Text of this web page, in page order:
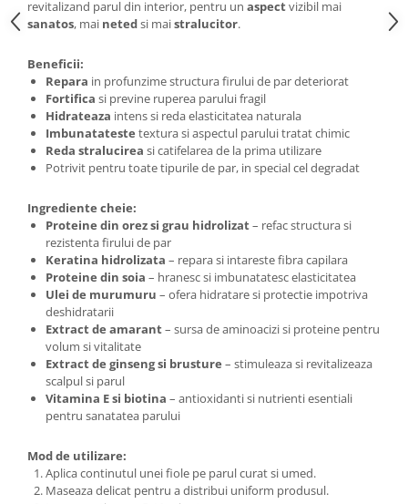
revitalizand parul din interior, pentru un aspectvizibil mai
sanatos, mai netedsi maistralucitor.
Beneficii:
Repara in profunzime structura firului de par deteriorat
Fortifica si previne ruperea parului fragil
Hidrateaza intens si reda elasticitatea naturala
Imbunatateste textura si aspectul parului tratat chimic
Reda stralucirea si catifelarea de la prima utilizare
Potrivit pentru toate tipurile de par, in special cel degradat
Ingrediente cheie:
Proteine din orez si grau hidrolizat– refac structura si
rezistenta firului de par
Keratina hidrolizata – repara si intareste fibra capilara
Proteine din soia – hranesc si imbunatatesc elasticitatea
Ulei de murumuru – ofera hidratare si protectie impotriva
deshidratarii
Extract de amarant– sursa de aminoacizi si proteine pentru
volum si vitalitate
Extract de ginseng si brusture – stimuleaza si revitalizeaza
scalpul si parul
Vitamina E si biotina – antioxidanti si nutrienti esentiali
pentru sanatatea parului
Mod de utilizare:
Aplica continutul unei fiole pe parul curat si umed.
Maseaza delicat pentru a distribui uniform produsul.